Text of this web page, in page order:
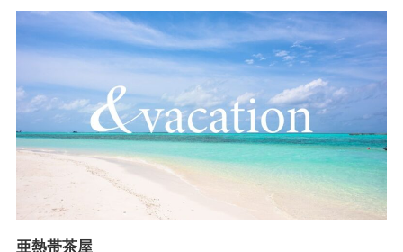
亜熱帯茶屋